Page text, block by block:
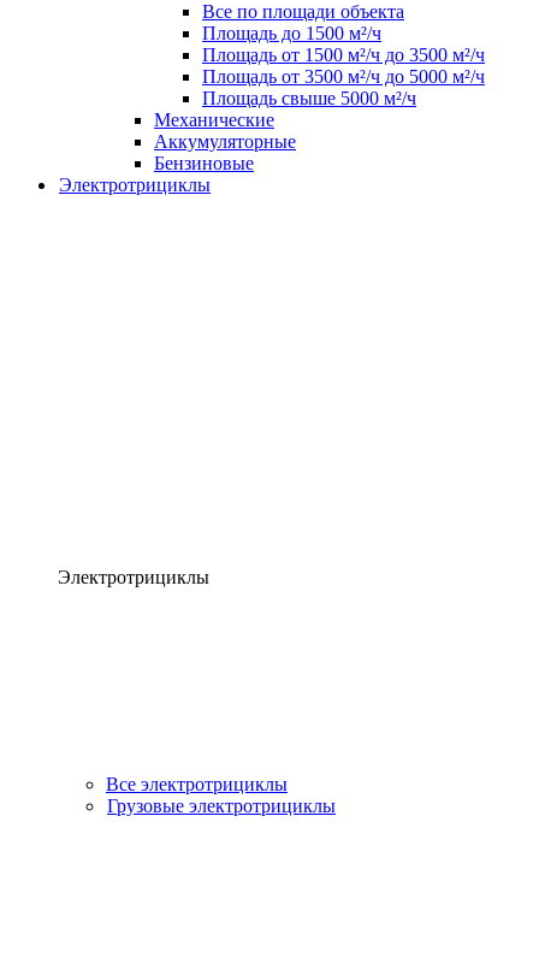
Все по площади объекта
Площадь до 1500 м²/ч
Площадь от 1500 м²/ч до 3500 м²/ч
Площадь от 3500 м²/ч до 5000 м²/ч
Площадь свыше 5000 м²/ч
Механические
Аккумуляторные
Бензиновые
Электротрициклы
Электротрициклы
Все электротрициклы
Грузовые электротрициклы